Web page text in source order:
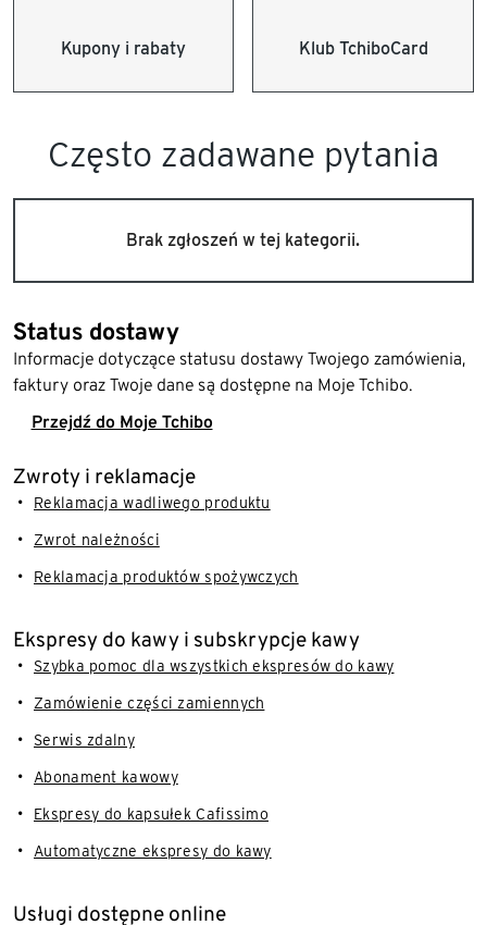
Kupony i rabaty Klub TchiboCard
Często zadawane pytania
Brak zgłoszeń w tej kategorii.
Status dostawy
Informacje dotyczące statusu dostawy Twojego zamówienia,
faktury oraz Twoje dane są dostępne na Moje Tchibo.
Przejdź do Moje Tchibo
Zwroty i reklamacje
Reklamacja wadliwego produktu
Zwrot należności
Reklamacja produktów spożywczych
Ekspresy do kawy i subskrypcje kawy
Szybka pomoc dla wszystkich ekspresów do kawy
Zamówienie części zamiennych
Serwis zdalny
Abonament kawowy
Ekspresy do kapsułek Cafissimo
Automatyczne ekspresy do kawy
Usługi dostępne online